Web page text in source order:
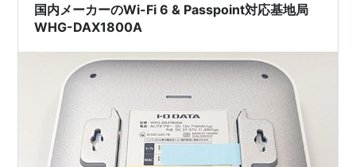
国内メーカーのWi-Fi 6 & Passpoint対応基地局
WHG-DAX1800A